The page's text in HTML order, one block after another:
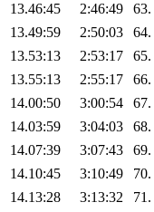
13.46:45
2:46:49 63.
13.49:59
2:50:03 64.
13.53:13
2:53:17 65.
13.55:13
2:55:17 66.
14.00:50
3:00:54 67.
14.03:59
3:04:03 68.
14.07:39
3:07:43 69.
14.10:45
3:10:49 70.
14.13:28
3:13:32 71.